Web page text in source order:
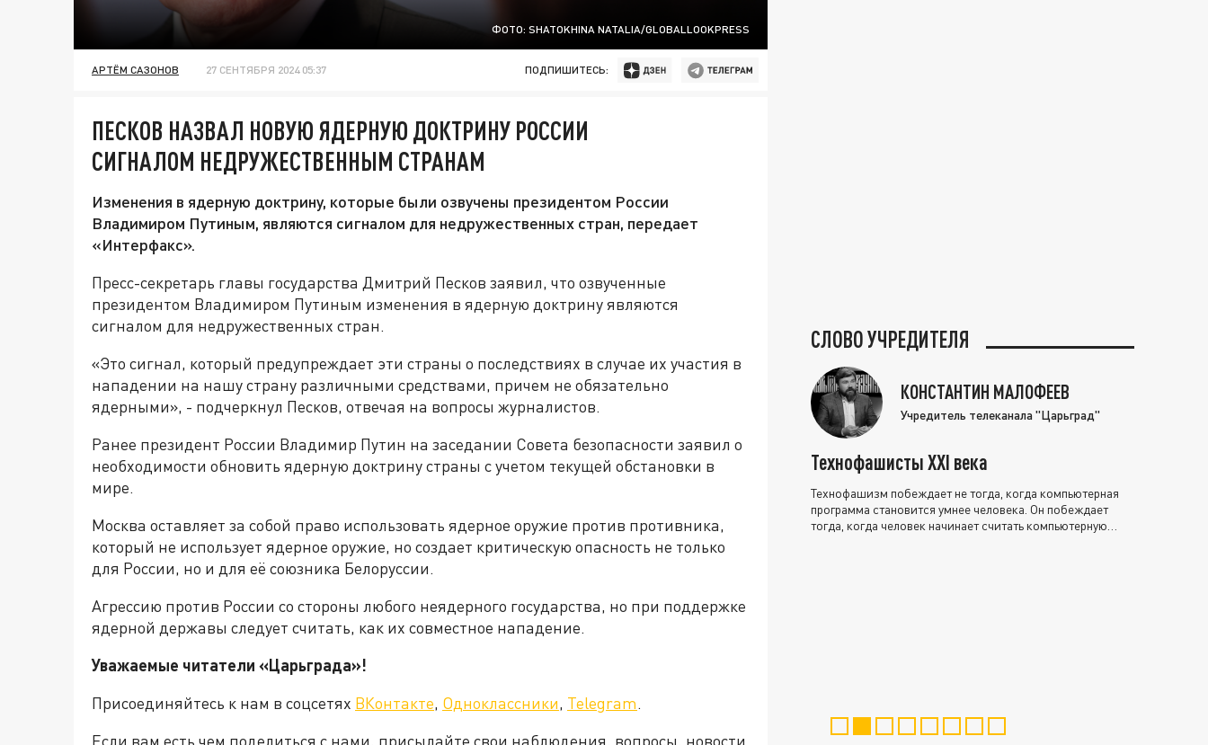
ФОТО: SHATOKHINA NATALIA/GLOBALLOOKPRESS
АРТЁМ САЗОНОВ 27 СЕНТЯБРЯ 2024 05:37 ПОДПИШИТЕСЬ:
ПЕСКОВ НАЗВАЛ НОВУЮ ЯДЕРНУЮ ДОКТРИНУ РОССИИ
СИГНАЛОМ НЕДРУЖЕСТВЕННЫМ СТРАНАМ
Изменения в ядерную доктрину, которые были озвучены президентом России
Владимиром Путиным, являются сигналом для недружественных стран, передает
«Интерфакс».
Пресс-секретарь главы государства Дмитрий Песков заявил, что озвученные
президентом Владимиром Путиным изменения в ядерную доктрину являются
сигналом для недружественных стран.
«Это сигнал, который предупреждает эти страны о последствиях в случае их участия в
нападении на нашу страну различными средствами, причем не обязательно
ядерными», - подчеркнул Песков, отвечая на вопросы журналистов.
Ранее президент России Владимир Путин на заседании Совета безопасности заявил о
необходимости обновить ядерную доктрину страны с учетом текущей обстановки в
мире.
Москва оставляет за собой право использовать ядерное оружие против противника,
который не использует ядерное оружие, но создает критическую опасность не только
для России, но и для её союзника Белоруссии.
Агрессию против России со стороны любого неядерного государства, но при поддержке
ядерной державы следует считать, как их совместное нападение.
Уважаемые читатели «Царьграда»!
Присоединяйтесь к нам в соцсетях ВКонтакте, Одноклассники, Telegram.
Если вам есть чем поделиться с нами, присылайте свои наблюдения, вопросы, новости
СЛОВО УЧРЕДИТЕЛЯ
КОНСТАНТИН МАЛОФЕЕВ
Учредитель телеканала "Царьград"
Технофашисты XXI века
Технофашизм побеждает не тогда, когда компьютерная
программа становится умнее человека. Он побеждает
тогда, когда человек начинает считать компьютерную